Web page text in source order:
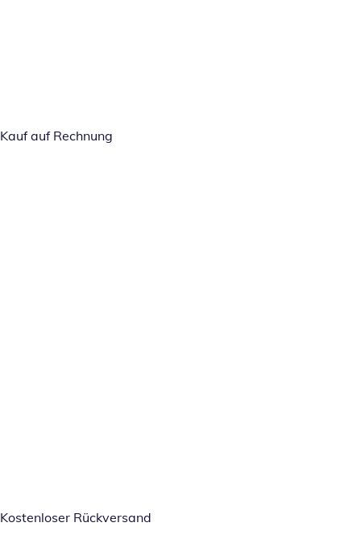
Kauf auf Rechnung
Kostenloser Rückversand